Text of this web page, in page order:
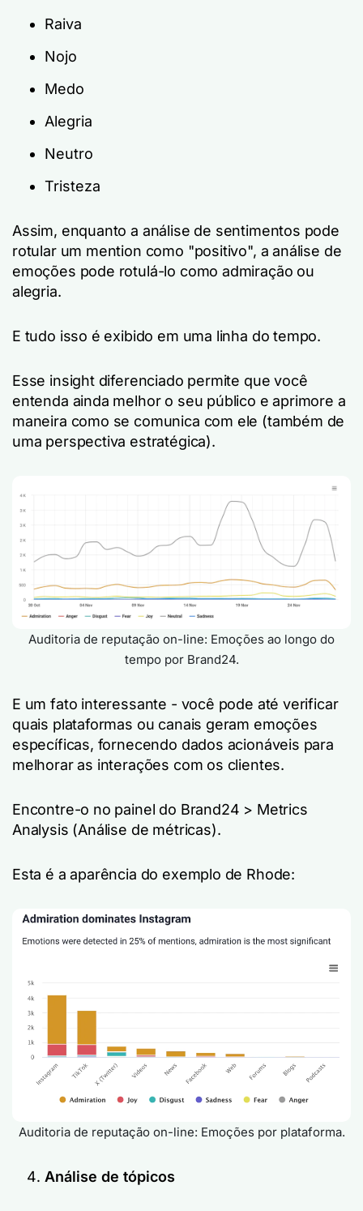
Raiva
Nojo
Medo
Alegria
Neutro
Tristeza
Assim, enquanto a análise de sentimentos pode
rotular um mention como "positivo", a análise de
emoções pode rotulá-lo como admiração ou
alegria.
E tudo isso é exibido em uma linha do tempo.
Esse insight diferenciado permite que você
entenda ainda melhor o seu público e aprimore a
maneira como se comunica com ele (também de
uma perspectiva estratégica).
Auditoria de reputação on-line: Emoções ao longo do
tempo por Brand24.
E um fato interessante - você pode até verificar
quais plataformas ou canais geram emoções
específicas, fornecendo dados acionáveis para
melhorar as interações com os clientes.
Encontre-o no painel do Brand24 > Metrics
Analysis (Análise de métricas).
Esta é a aparência do exemplo de Rhode:
Auditoria de reputação on-line: Emoções por plataforma.
Análise de tópicos